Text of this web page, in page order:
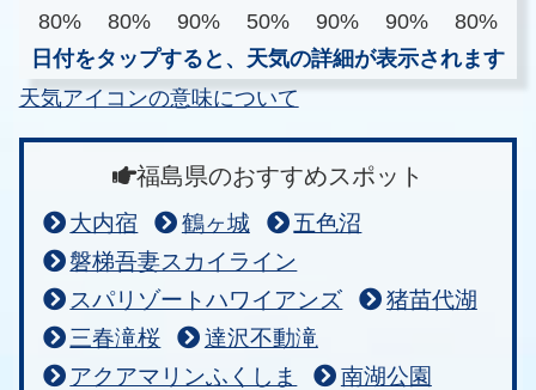
80%
80% 90% 50% 90% 90%
80%
日付をタップすると、天気の詳細が表示されます
天気アイコンの意味について
福島県のおすすめスポット
大内宿 鶴ヶ城
五色沼
磐梯吾妻スカイライン
スパリゾートハワイアンズ
猪苗代湖
三春滝桜
達沢不動滝
アクアマリンふくしま
南湖公園